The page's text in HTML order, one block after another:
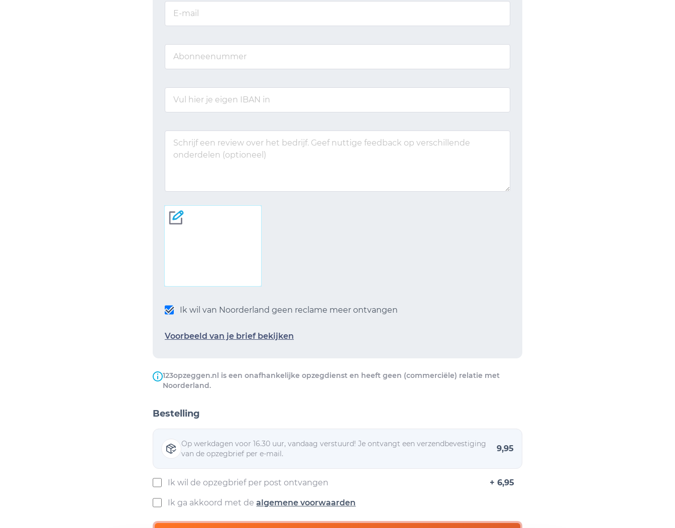
Ik wil van Noorderland geen reclame meer ontvangen
Voorbeeld van je brief bekijken
123opzeggen.nl is een onafhankelijke opzegdienst en heeft geen (commerciële) relatie met
Noorderland.
Bestelling
Op werkdagen voor 16.30 uur, vandaag verstuurd! Je ontvangt een verzendbevestiging
van de opzegbrief per e-mail.
9,95
Ik wil de opzegbrief per post ontvangen + 6,95
Ik ga akkoord met dealgemene voorwaarden